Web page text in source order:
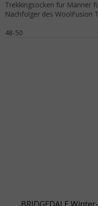
Trekkingsocken für Männer
Nachfolger des WoolFusion
48-50